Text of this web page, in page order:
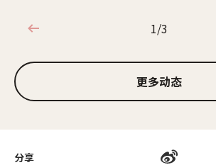
分享
1/3
1/3
更多动态